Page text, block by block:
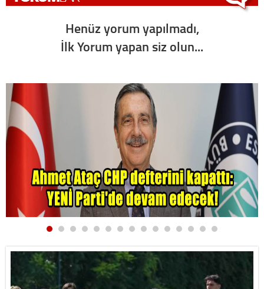
Henüz yorum yapılmadı,
İlk Yorum yapan siz olun...